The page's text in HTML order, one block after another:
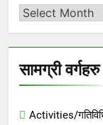
अर्काइभ
सामग्री वर्गहरु
Activities/